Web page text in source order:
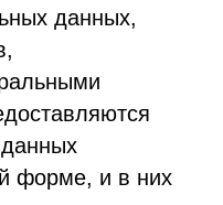
данных,
форме, и в них